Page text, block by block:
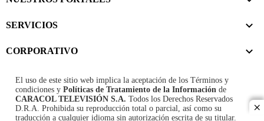
SERVICIOS
CORPORATIVO
El uso de este sitio web implica la aceptación de los Términos y
condiciones y Políticas de Tratamiento de la Información de
CARACOL TELEVISIÓN S.A. Todos los Derechos Reservados
D.R.A. Prohibida su reproducción total o parcial, así como su
traducción a cualquier idioma sin autorización escrita de su titular.